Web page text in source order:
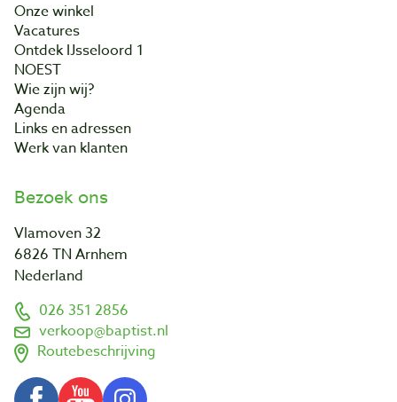
Onze winkel
Vacatures
Ontdek IJsseloord 1
NOEST
Wie zijn wij?
Agenda
Links en adressen
Werk van klanten
Bezoek ons
Vlamoven 32
6826 TN Arnhem
Nederland
026 351 2856
verkoop@baptist.nl
Routebeschrijving